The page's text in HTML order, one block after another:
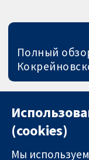
Полный
(cookies)
Мы